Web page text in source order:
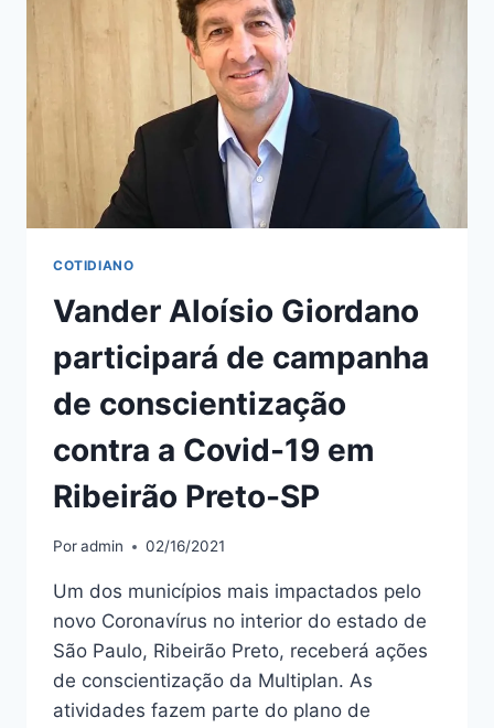
COTIDIANO
Vander Aloísio Giordano
participará de campanha
de conscientização
contra a Covid-19 em
Ribeirão Preto-SP
Poradmin 02/16/2021
Um dos municípios mais impactados pelo
novo Coronavírus no interior do estado de
São Paulo, Ribeirão Preto, receberá ações
de conscientização da Multiplan. As
atividades fazem parte do plano de